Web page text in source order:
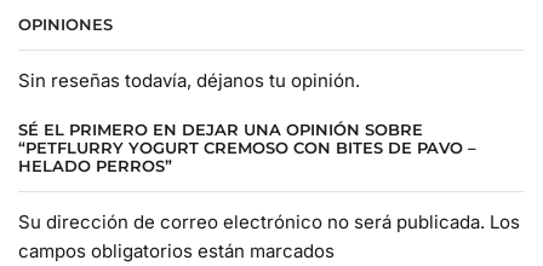
OPINIONES
Sin reseñas todavía, déjanos tu opinión.
SÉ EL PRIMERO EN DEJAR UNA OPINIÓN SOBRE
“PETFLURRY YOGURT CREMOSO CON BITES DE PAVO –
HELADO PERROS”
Su dirección de correo electrónico no será publicada. Los
campos obligatorios están marcados